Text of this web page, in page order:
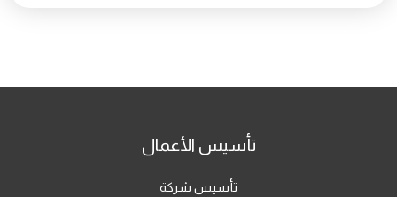
تأسيس الأعمال
تأسيس شركة